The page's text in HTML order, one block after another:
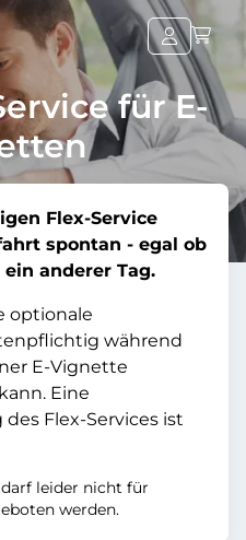
für E-
Flex-Service
spontan - egal ob
anderer Tag.
optionale
während
E-Vignette
Eine
Flex-Services ist
leider nicht für
werden.